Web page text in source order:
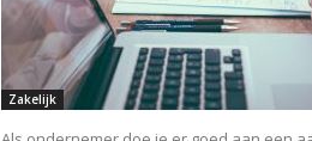
Zakelijk